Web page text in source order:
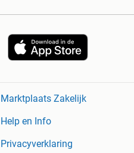
Marktplaats Zakelijk
Help en Info
Privacyverklaring